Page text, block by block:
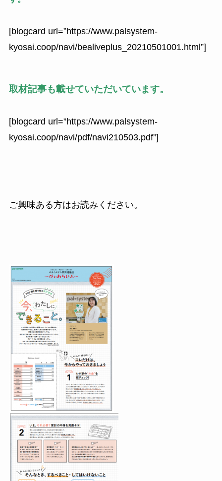
[blogcard url=”https://www.palsystem-
kyosai.coop/navi/bealiveplus_20210501001.html”]
取材記事も載せていただいています。
[blogcard url=”https://www.palsystem-
kyosai.coop/navi/pdf/navi210503.pdf”]
ご興味ある方はお読みください。